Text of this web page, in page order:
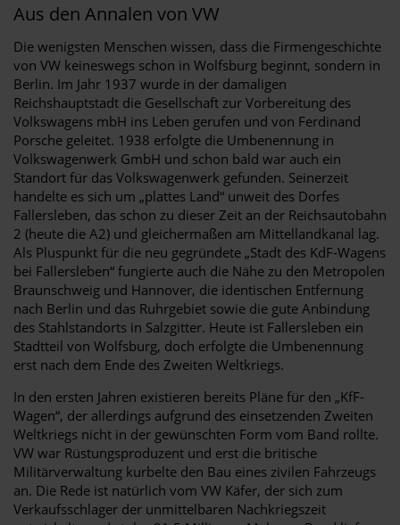
Aus den Annalen von VW
Die wenigsten Menschen wissen, dass die Firmengeschichte
von VW keineswegs schon in Wolfsburg beginnt, sondern in
Berlin. Im Jahr 1937 wurde in der damaligen
Reichshauptstadt die Gesellschaft zur Vorbereitung des
Volkswagens mbH ins Leben gerufen und von Ferdinand
Porsche geleitet. 1938 erfolgte die Umbenennung in
Volkswagenwerk GmbH und schon bald war auch ein
Standort für das Volkswagenwerk gefunden. Seinerzeit
handelte es sich um „plattes Land“ unweit des Dorfes
Fallersleben, das schon zu dieser Zeit an der Reichsautobahn
2 (heute die A2) und gleichermaßen am Mittellandkanal lag.
Als Pluspunkt für die neu gegründete „Stadt des KdF-Wagens
bei Fallersleben“ fungierte auch die Nähe zu den Metropolen
Braunschweig und Hannover, die identischen Entfernung
nach Berlin und das Ruhrgebiet sowie die gute Anbindung
des Stahlstandorts in Salzgitter. Heute ist Fallersleben ein
Stadtteil von Wolfsburg, doch erfolgte die Umbenennung
erst nach dem Ende des Zweiten Weltkriegs.
In den ersten Jahren existieren bereits Pläne für den „KfF-
Wagen“, der allerdings aufgrund des einsetzenden Zweiten
Weltkriegs nicht in der gewünschten Form vom Band rollte.
VW war Rüstungsproduzent und erst die britische
Militärverwaltung kurbelte den Bau eines zivilen Fahrzeugs
an. Die Rede ist natürlich vom VW Käfer, der sich zum
Verkaufsschlager der unmittelbaren Nachkriegszeit